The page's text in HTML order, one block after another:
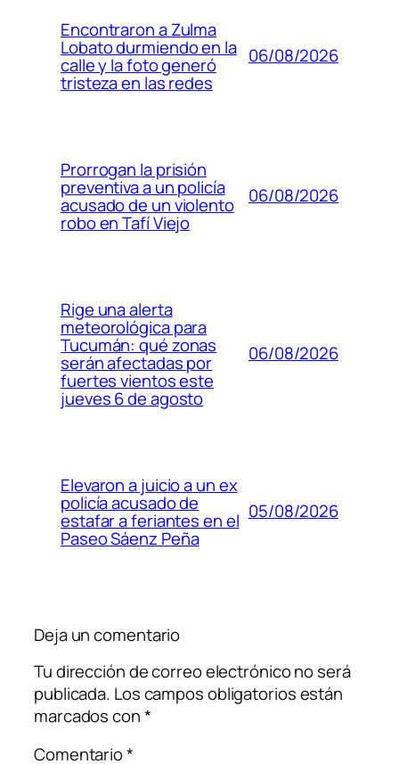
Encontraron a Zulma
Lobato durmiendo en la
calle y la foto generó
tristeza en las redes
06/08/2026
Prorrogan la prisión
preventiva a un policía
acusado de un violento
robo en Tafí Viejo
06/08/2026
Rige una alerta
meteorológica para
Tucumán: qué zonas
serán afectadas por
fuertes vientos este
jueves 6 de agosto
06/08/2026
Elevaron a juicio a un ex
policía acusado de
estafar a feriantes en el
Paseo Sáenz Peña
05/08/2026
Deja un comentario
Tu dirección de correo electrónico no será
publicada. Los campos obligatorios están
marcados con*
Comentario*